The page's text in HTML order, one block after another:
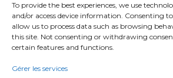
To provide the best experiences, we use
and/or access device information. Consenting
allow us to process data such as browsing
this site. Not consenting or withdrawing
certain features and functions.
Gérer les services